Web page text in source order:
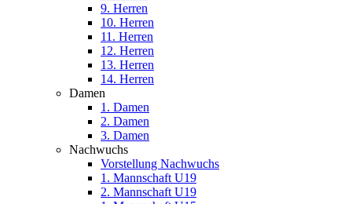
9. Herren
10. Herren
11. Herren
12. Herren
13. Herren
14. Herren
Damen
1. Damen
2. Damen
3. Damen
Nachwuchs
Vorstellung Nachwuchs
1. Mannschaft U19
2. Mannschaft U19